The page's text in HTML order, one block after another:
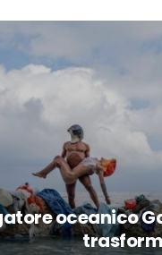
oceanico